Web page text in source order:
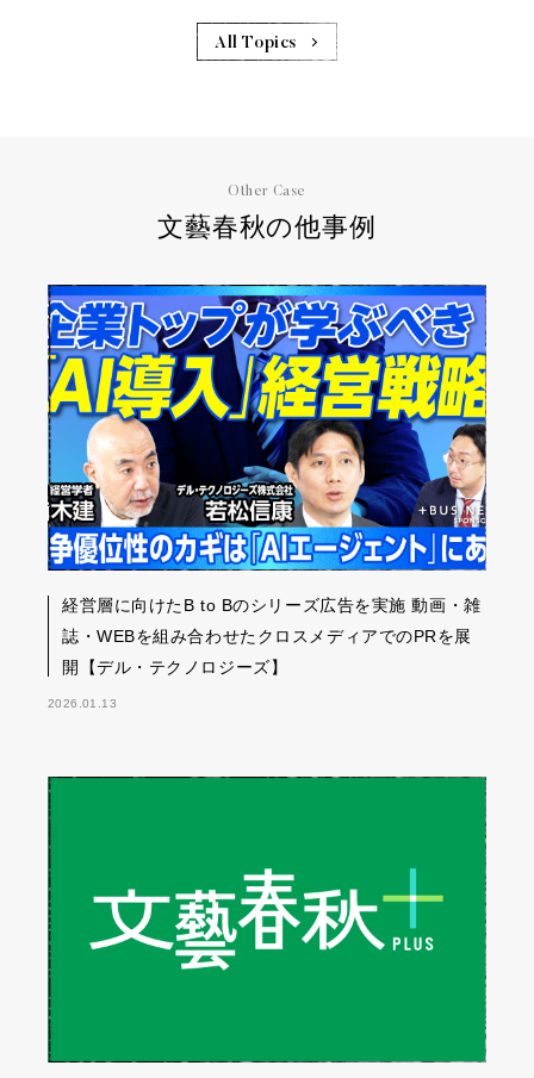
All Topics
Other Case
文藝春秋の他事例
経営層に向けたB to Bのシリーズ広告を実施 動画・雑
誌・WEBを組み合わせたクロスメディアでのPRを展
開【デル・テクノロジーズ】
2026.01.13